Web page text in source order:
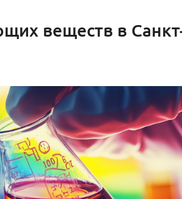
веществ в